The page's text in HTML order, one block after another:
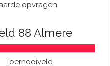
opvragen
88 Almere
Toernooiveld